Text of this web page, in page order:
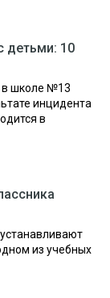
детьми: 10
в школе №13
инцидента
в
из учебных